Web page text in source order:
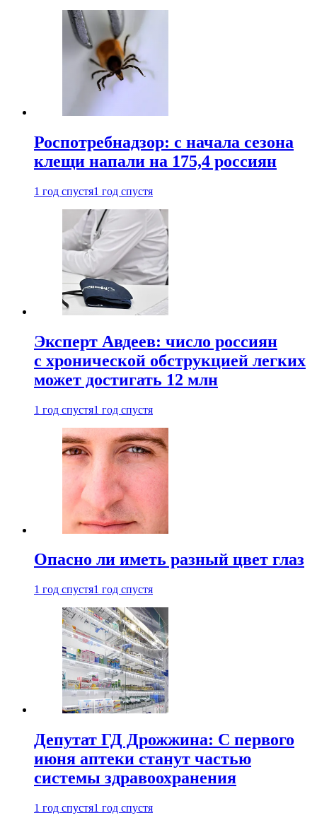
Роспотребнадзор: с начала сезона
клещи напали на 175,4 россиян
1 год спустя1 год спустя
Эксперт Авдеев: число россиян
с хронической обструкцией легких
может достигать 12 млн
1 год спустя1 год спустя
Опасно ли иметь разный цвет глаз
1 год спустя1 год спустя
Депутат ГД Дрожжина: С первого
июня аптеки станут частью
системы здравоохранения
1 год спустя1 год спустя